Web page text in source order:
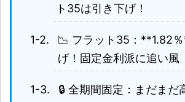
ト35は引き下げ！
📉 フラット35：**1.82
げ！固定金利派に追い風
🔒 全期間固定：まだまだ